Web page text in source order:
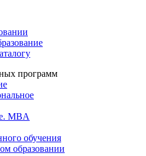
программ
MBA
обучения
образовании